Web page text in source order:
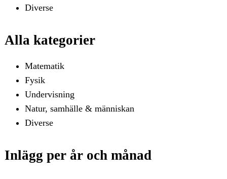
Diverse
Alla kategorier
Matematik
Fysik
Undervisning
Natur, samhälle & människan
Diverse
Inlägg per år och månad